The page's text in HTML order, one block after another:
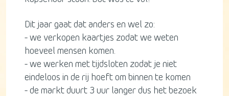
Dit jaar gaat dat anders en wel zo:
- we verkopen kaartjes zodat we weten
hoeveel mensen komen.
- we werken met tijdsloten zodat je niet
eindeloos in de rij hoeft om binnen te komen
- de markt duurt 3 uur langer dus het bezoek